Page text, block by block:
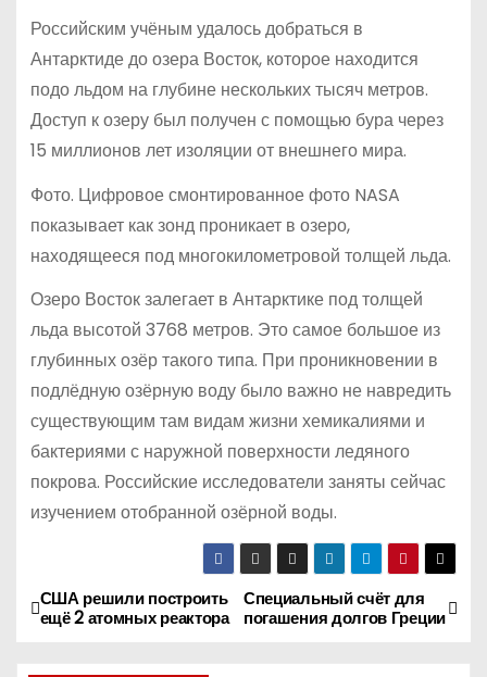
Российским учёным удалось добраться в
Антарктиде до озера Восток, которое находится
подо льдом на глубине нескольких тысяч метров.
Доступ к озеру был получен с помощью бура через
15 миллионов лет изоляции от внешнего мира.
Фото. Цифровое смонтированное фото NASA
показывает как зонд проникает в озеро,
находящееся под многокилометровой толщей льда.
Озеро Восток залегает в Антарктике под толщей
льда высотой 3768 метров. Это самое большое из
глубинных озёр такого типа. При проникновении в
подлёдную озёрную воду было важно не навредить
существующим там видам жизни хемикалиями и
бактериями с наружной поверхности ледяного
покрова. Российские исследователи заняты сейчас
изучением отобранной озёрной воды.
Н
Специальный счёт для
погашения долгов Греции
США решили построить
ещё 2 атомных реактора